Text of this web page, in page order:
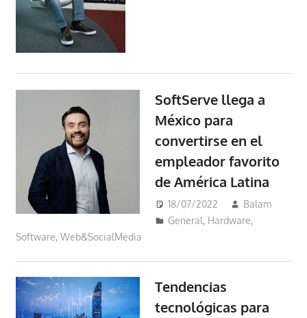
SoftServe llega a
México para
convertirse en el
empleador favorito
de América Latina
18/07/2022
Balam
General, Hardware,
Software, Web&SocialMedia
Tendencias
tecnológicas para